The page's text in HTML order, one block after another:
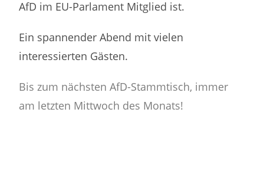
AfD im EU-Parlament Mitglied ist.
Ein spannender Abend mit vielen
interessierten Gästen.
Bis zum nächsten AfD-Stammtisch, immer
am letzten Mittwoch des Monats!